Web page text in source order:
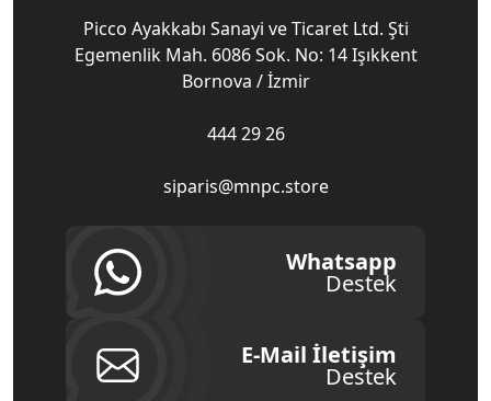
Picco Ayakkabı Sanayi ve Ticaret Ltd. Şti
Egemenlik Mah. 6086 Sok. No: 14 Işıkkent
Bornova / İzmir
444 29 26
siparis@mnpc.store
Whatsapp
Destek
E-Mail İletişim
Destek